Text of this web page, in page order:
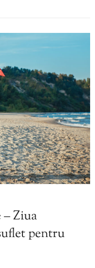
– Ziua
pentru